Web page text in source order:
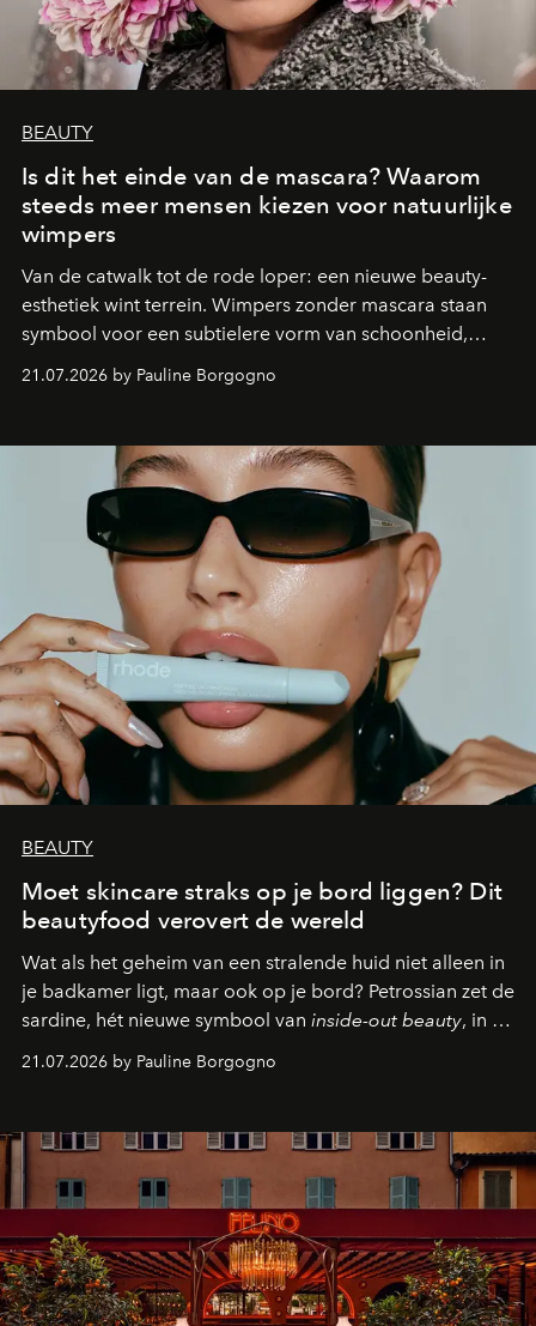
BEAUTY
Is dit het einde van de mascara? Waarom
steeds meer mensen kiezen voor natuurlijke
wimpers
Van de catwalk tot de rode loper: een nieuwe beauty-
esthetiek wint terrein. Wimpers zonder mascara staan
symbool voor een subtielere vorm van schoonheid,
waarin zelfvertrouwen belangrijker is dan een overvloed
aan make-up.
21.07.2026 by Pauline Borgogno
BEAUTY
Moet skincare straks op je bord liggen? Dit
beautyfood verovert de wereld
Wat als het geheim van een stralende huid niet alleen in
je badkamer ligt, maar ook op je bord? Petrossian zet de
sardine, hét nieuwe symbool van inside-out beauty, in de
kijker met twee gastronomische creaties.
21.07.2026 by Pauline Borgogno